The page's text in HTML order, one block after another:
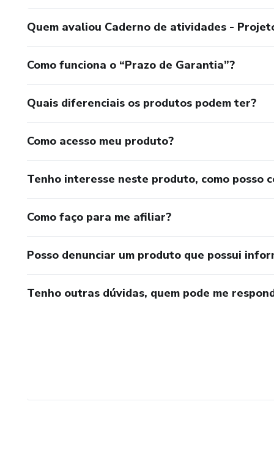
Quem avaliou Caderno de atividades -
Como funciona o “Prazo de Garantia”?
Quais diferenciais os produtos podem ter?
Como acesso meu produto?
Tenho interesse neste produto, como posso
Como faço para me afiliar?
Posso denunciar um produto que possui
Tenho outras dúvidas, quem pode me